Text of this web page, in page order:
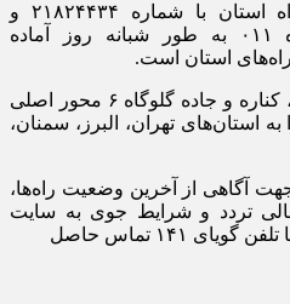
مرکز کنترل ترافیک پلیس راه استان با شماره ۲۱۸۲۴۴۳۴ و
۲۱۸۲۴۴۲۰ و با پیش شماره ۰۱۱ به طور شبانه روز آماده
استان است.
هراز، کندوان، سوادکوه، کیاسر، کناره و جاده گلوگاه ۶ محور اصلی
استان‌های تهران، البرز، سمنان،
آگاهی از آخرین وضعیت راه‌ها،
تردد و شرایط جوی به سایت